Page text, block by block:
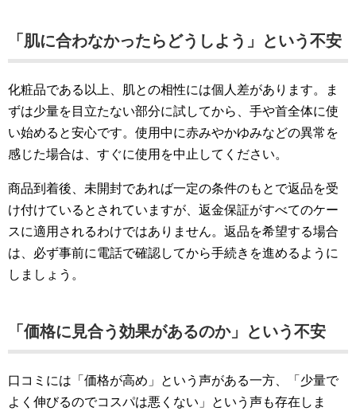
「肌に合わなかったらどうしよう」という不安
化粧品である以上、肌との相性には個人差があります。ま
ずは少量を目立たない部分に試してから、手や首全体に使
い始めると安心です。使用中に赤みやかゆみなどの異常を
感じた場合は、すぐに使用を中止してください。
商品到着後、未開封であれば一定の条件のもとで返品を受
け付けているとされていますが、返金保証がすべてのケー
スに適用されるわけではありません。返品を希望する場合
は、必ず事前に電話で確認してから手続きを進めるように
しましょう。
「価格に見合う効果があるのか」という不安
口コミには「価格が高め」という声がある一方、「少量で
よく伸びるのでコスパは悪くない」という声も存在しま